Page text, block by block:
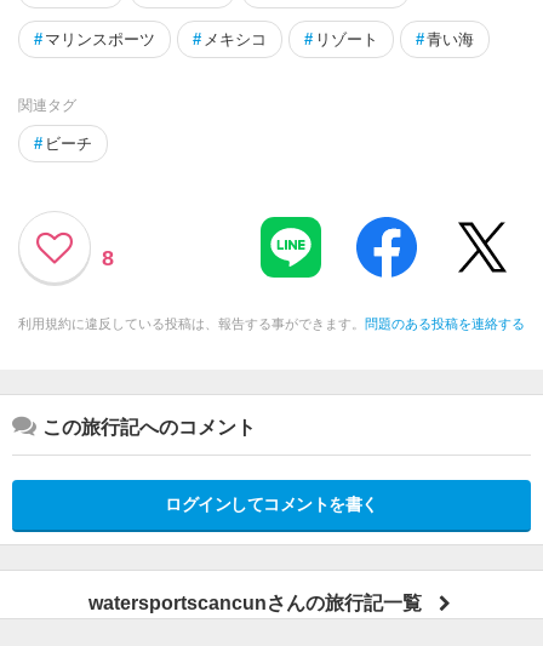
# マリンスポーツ # メキシコ # リゾート #青い海
関連タグ
# ビーチ
8
利用規約に違反している投稿は、報告する事ができます。 問題のある投稿を連絡する
この旅行記へのコメント
ログインしてコメントを書く
watersportscancunさんの旅行記一覧